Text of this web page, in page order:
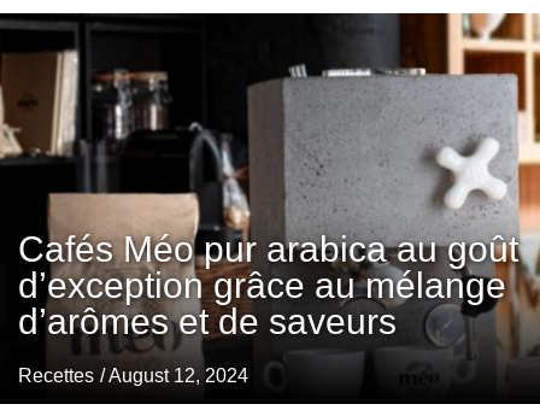
Cafés Méo pur arabica au goût
d’exception grâce au mélange
d’arômes et de saveurs
Recettes / August 12, 2024